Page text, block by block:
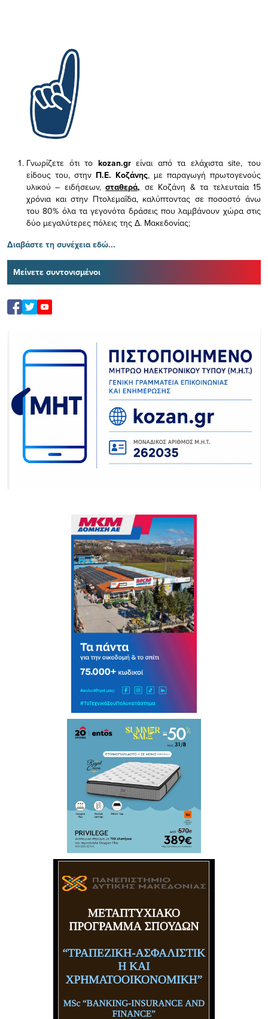
Γνωρίζετε ότι το kozan.gr είναι από τα ελάχισταsite, του
είδους του, στην Π.Ε. Κοζάνης, με παραγωγή πρωτογενούς
υλικού – ειδήσεων,σταθερά, σε Κοζάνη & τα τελευταία 15
χρόνια και στην Πτολεμαΐδα, καλύπτοντας σε ποσοστό άνω
του 80% όλα τα γεγονότα δράσεις που λαμβάνουν χώρα στις
δύο μεγαλύτερες πόλεις της Δ. Μακεδονίας;
Διαβάστε τη συνέχεια εδώ...
Μείνετε συντονισμένοι